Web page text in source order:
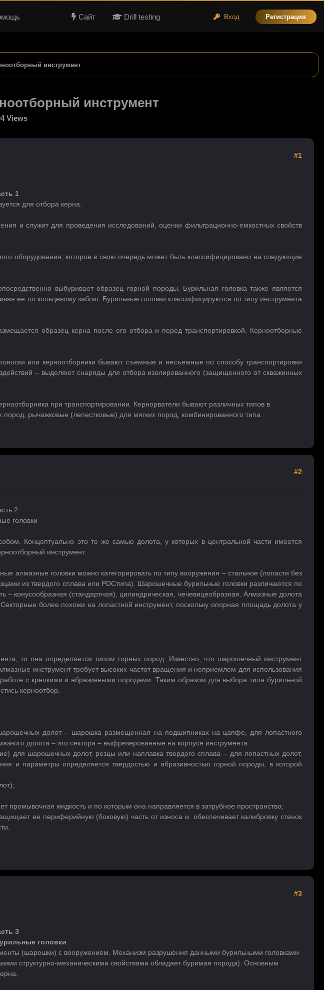
Вход Регистрация
Сайт Drill testing
инструмент
инструмент
Views
#1
1
для отбора керна.
и служит для проведения исследований, оценки фильтрационно-емкостных свойств
оборудования, которое в свою очередь может быть классифицировано на следующие
выбуривает образец горной породы. Бурильная головка также является
ее по кольцевому забою. Бурильные головки классифицируются по типу инструмента
образец керна после его отбора и перед транспортировкой. Керноотборные
или керноотборники бывают съемные и несъемные по способу транспортировки
– выделяют снаряды для отбора изолированного (защищенного от скважинных
при транспортировании. Кернорватели бывают различных типов в
рычажковые (лепестковые) для мягких пород, комбинированного типа.
#2
2
головки
Концептуально это те же самые долота, у которых в центральной части имеется
инструмент.
алмазные головки можно категорировать по типу вооружения – стальное (лопасти без
из твердого сплава или PDCтипа). Шарошечные бурильные головки различаются по
(стандартная), цилиндрическая, чечевицеобразная. Алмазные долота
более похожи на лопастной инструмент, поскольку опорная площадь долота у
то она определяется типом горных пород. Известно, что шарошечный инструмент
инструмент требует высоких частот вращения и неприемлем для использования
с крепкими и абразивными породами. Таким образом для выбора типа бурильной
керноотбор.
долот – шарошка размещенная на подшипниках на цапфе, для лопастного
долота – это сектора – выфрезерованные на корпусе инструмента.
для шарошечных долот, резцы или наплавка твердого сплава – для лопастных долот,
и параметры определяется твердостью и абразивностью горной породы, в которой
промывочная жидкость и по которым она направляется в затрубное пространство;
ее периферийную (боковую) часть от износа и. обеспечивает калибровку стенок
#3
3
головки
(шарошки) с вооружением. Механизм разрушения данными бурильными головками
структурно-механическими свойствами обладает буримая порода). Основным